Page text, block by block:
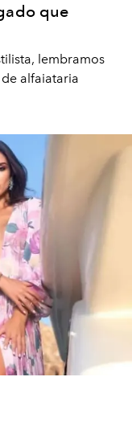
que
lembramos
alfaiataria